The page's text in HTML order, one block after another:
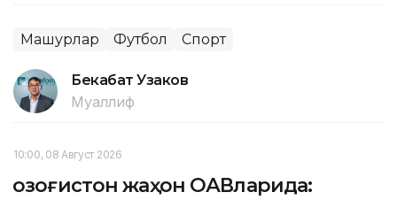
Машҳурлар Футбол Спорт
Бекабат Узаков
Муаллиф
10:00, 08 Август 2026
Қозоғистон жаҳон ОАВларида: